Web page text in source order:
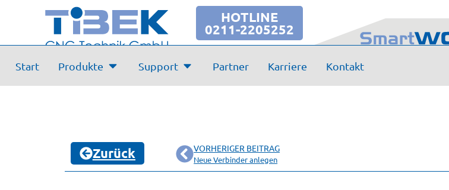
HOTLINE
0211-2205252
Start Produkte Support Partner Karriere Kontakt
Zurück VORHERIGER BEITRAG
Neue Verbinder anlegen